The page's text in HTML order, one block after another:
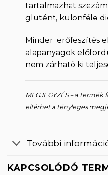
tartalmazhat
glutént, különféle
Minden erőfeszítés
alapanyagok
nem zárható ki
MEGJEGYZÉS – a
eltérhet a tényleges
További
KAPCSOLÓDÓ